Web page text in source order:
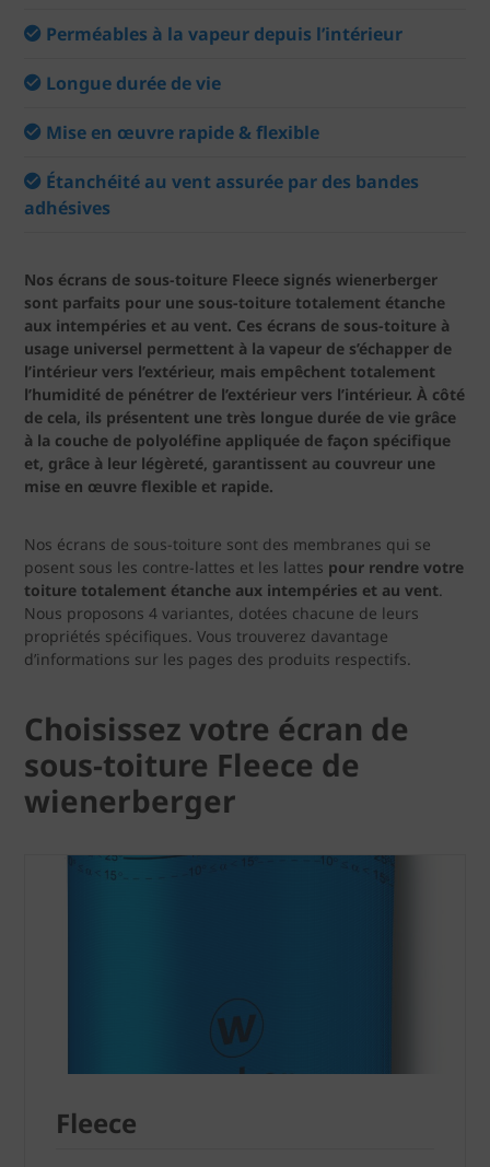
Perméables à la vapeur depuis l’intérieur
Longue durée de vie
Mise en œuvre rapide & flexible
Étanchéité au vent assurée par des bandes
adhésives
Nos écrans de sous-toiture Fleece signés wienerberger
sont parfaits pour une sous-toiture totalement étanche
aux intempéries et au vent. Ces écrans de sous-toiture à
usage universel permettent à la vapeur de s’échapper de
l’intérieur vers l’extérieur, mais empêchent totalement
l’humidité de pénétrer de l’extérieur vers l’intérieur. À côté
de cela, ils présentent une très longue durée de vie grâce
à la couche de polyoléfine appliquée de façon spécifique
et, grâce à leur légèreté, garantissent au couvreur une
mise en œuvre flexible et rapide.
Nos écrans de sous-toiture sont des membranes qui se
posent sous les contre-lattes et les lattes pour rendre votre
toiture totalement étanche aux intempéries et au vent.
Nous proposons 4 variantes, dotées chacune de leurs
propriétés spécifiques. Vous trouverez davantage
d’informations sur les pages des produits respectifs.
Choisissez votre écran de
sous-toiture Fleece de
wienerberger
Fleece